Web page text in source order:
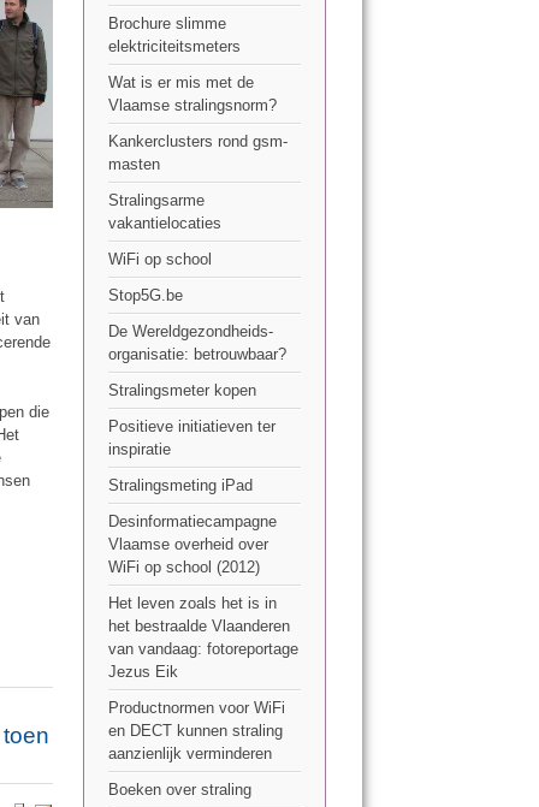
van
die
Brochure slimme
elektriciteitsmeters
Wat is er mis met de
Vlaamse stralingsnorm?
Kankerclusters rond gsm-
masten
Stralingsarme
vakantielocaties
WiFi op school
Stop5G.be
De Wereldgezondheids-
organisatie: betrouwbaar?
Stralingsmeter kopen
Positieve initiatieven ter
inspiratie
Stralingsmeting iPad
Desinformatiecampagne
Vlaamse overheid over
WiFi op school (2012)
Het leven zoals het is in
het bestraalde Vlaanderen
van vandaag: fotoreportage
Jezus Eik
Productnormen voor WiFi
en DECT kunnen straling
aanzienlijk verminderen
Boeken over straling